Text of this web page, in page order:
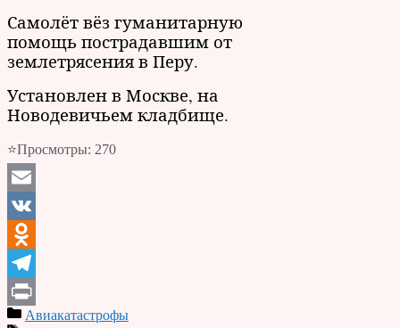
Самолёт вёз гуманитарную
помощь пострадавшим от
землетрясения в Перу.
Установлен в Москве, на
Новодевичьем кладбище.
⭐Просмотры: 270
Email
VK
Odnoklassniki
Telegram
PrintАвиакатастрофы